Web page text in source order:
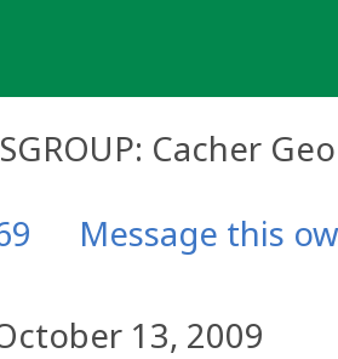
Cacher
Message this
13, 2009